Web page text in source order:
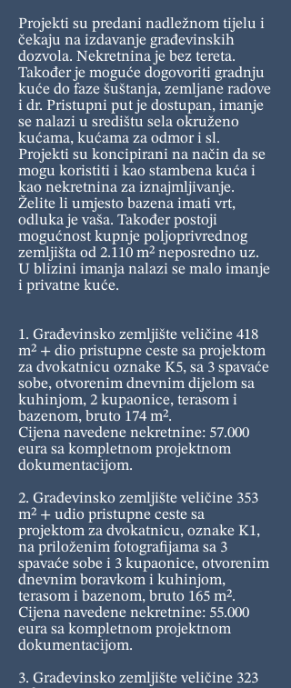
Projekti su predani nadležnom tijelu i
čekaju na izdavanje građevinskih
dozvola. Nekretnina je bez tereta.
Također je moguće dogovoriti gradnju
kuće do faze šuštanja, zemljane radove
i dr. Pristupni put je dostupan, imanje
se nalazi u središtu sela okruženo
kućama, kućama za odmor i sl.
Projekti su koncipirani na način da se
mogu koristiti i kao stambena kuća i
kao nekretnina za iznajmljivanje.
Želite li umjesto bazena imati vrt,
odluka je vaša. Također postoji
mogućnost kupnje poljoprivrednog
zemljišta od 2.110 m² neposredno uz.
U blizini imanja nalazi se malo imanje
i privatne kuće.
1. Građevinsko zemljište veličine 418
m² + dio pristupne ceste sa projektom
za dvokatnicu oznake K5, sa 3 spavaće
sobe, otvorenim dnevnim dijelom sa
kuhinjom, 2 kupaonice, terasom i
bazenom, bruto 174 m².
Cijena navedene nekretnine: 57.000
eura sa kompletnom projektnom
dokumentacijom.
2. Građevinsko zemljište veličine 353
m² + udio pristupne ceste sa
projektom za dvokatnicu, oznake K1,
na priloženim fotografijama sa 3
spavaće sobe i 3 kupaonice, otvorenim
dnevnim boravkom i kuhinjom,
terasom i bazenom, bruto 165 m².
Cijena navedene nekretnine: 55.000
eura sa kompletnom projektnom
dokumentacijom.
3. Građevinsko zemljište veličine 323